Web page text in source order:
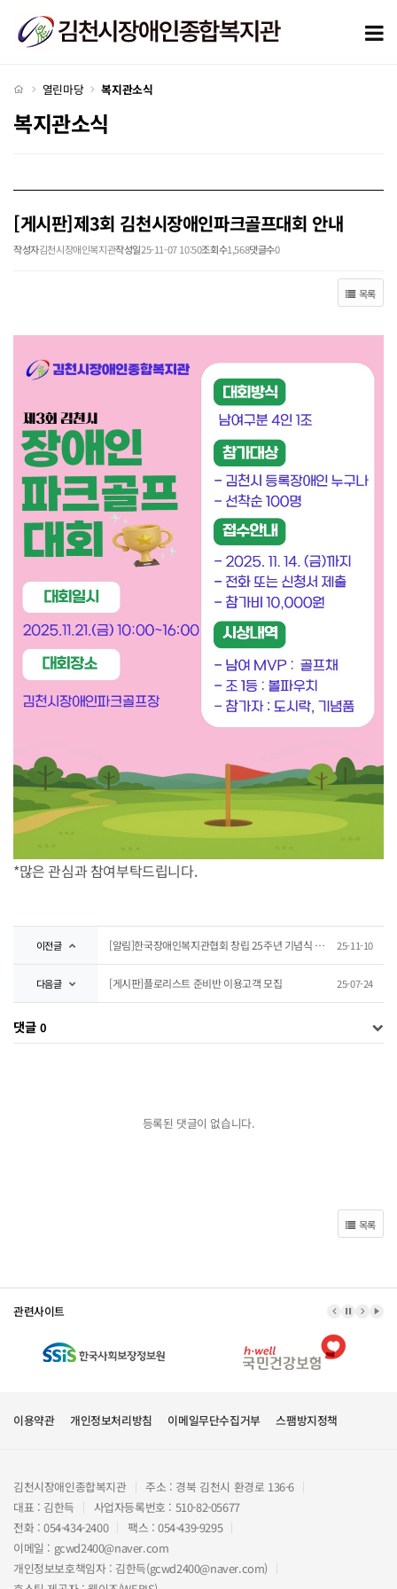
처음으로
열린마당 복지관소식
복지관소식
[게시판]제3회 김천시장애인파크골프대회 안내
작성자김천시장애인복지관작성일25-11-07 10:50조회수1,568댓글수0
목록
*많은 관심과 참여부탁드립니다.
이전글 [알림]한국장애인복지관협회 창립 25주년 기념식 안내 25-11-10
다음글 [게시판]플로리스트 준비반 이용고객 모집 25-07-24
댓글 0
등록된 댓글이 없습니다.
목록
관련사이트 이전 배너
배너 정지
다음배
이용약관 개인정보처리방침 이메일무단수집거부 스팸방지정책
김천시장애인종합복지관
주소 : 경북 김천시 환경로 136-6
대표 : 김한득
사업자등록번호 : 510-82-05677
전화 : 054-434-2400
팩스 : 054-439-9295
이메일 : gcwd2400@naver.com
개인정보보호책임자 : 김한득(gcwd2400@naver.com)